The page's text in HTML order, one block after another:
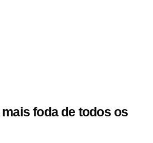
foda de todos os